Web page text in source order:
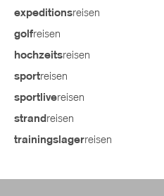
expeditionsreisen
golfreisen
hochzeitsreisen
sportreisen
sportlivereisen
strand reisen
trainingslagerreisen